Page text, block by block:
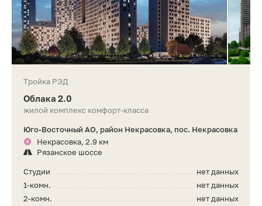
Тройка РЭД
Облака 2.0
жилой комплекс комфорт-класса
Юго-Восточный АО, район Некрасовка, пос. Некрасовка
Некрасовка, 2.9 км
Рязанское шоссе
нет данных
Студии
нет данных
1-комн.
нет данных
2-комн.